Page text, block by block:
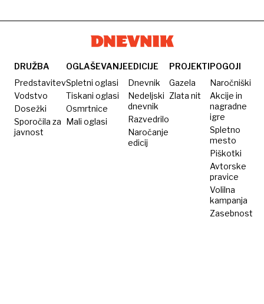
DRUŽBA
Predstavitev
Vodstvo
Dosežki
Sporočila za
javnost
OGLAŠEVANJE
Spletni oglasi
Tiskani oglasi
Osmrtnice
Mali oglasi
EDICIJE
Dnevnik
Nedeljski
dnevnik
Razvedrilo
Naročanje
edicij
PROJEKTI
Gazela
Zlata nit
POGOJI
Naročniški
Akcije in
nagradne
igre
Spletno
mesto
Piškotki
Avtorske
pravice
Volilna
kampanja
Zasebnost